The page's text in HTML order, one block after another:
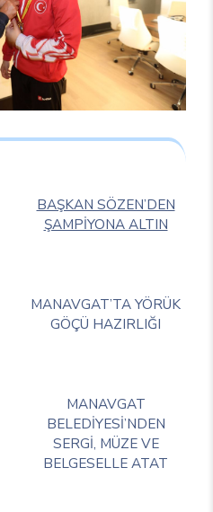
BAŞKAN SÖZEN’DEN
ŞAMPİYONA ALTIN
MANAVGAT’TA YÖRÜK
GÖÇÜ HAZIRLIĞI
MANAVGAT
BELEDİYESİ’NDEN
SERGİ, MÜZE VE
BELGESELLE ATAT